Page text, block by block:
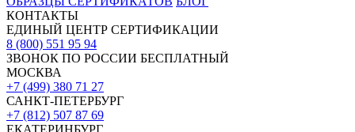
КОНТАКТЫ
ЕДИНЫЙ ЦЕНТР СЕРТИФИКАЦИИ
8 (800) 551 95 94
ЗВОНОК ПО РОССИИ БЕСПЛАТНЫЙ
МОСКВА
+7 (499) 380 71 27
САНКТ-ПЕТЕРБУРГ
+7 (812) 507 87 69